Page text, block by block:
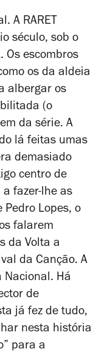
A RARET
século, sob o
Os escombros
os da aldeia
albergar os
(o
da série. A
lá feitas umas
demasiado
centro de
a fazer-lhe as
Pedro Lopes, o
falarem
da Volta a
da Canção. A
Há
de
já fez de tudo,
nesta história
para a